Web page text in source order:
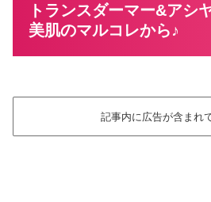
トランスダーマー&アシ
美肌のマルコレから♪
記事内に広告が含まれ